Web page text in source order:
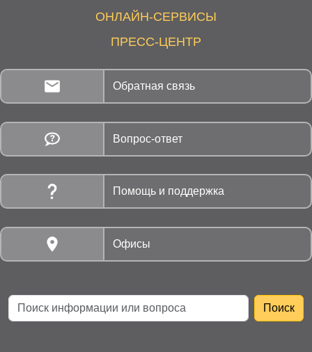
ОНЛАЙН-СЕРВИСЫ
ПРЕСС-ЦЕНТР
Обратная связь
Вопрос-ответ
Помощь и поддержка
Офисы